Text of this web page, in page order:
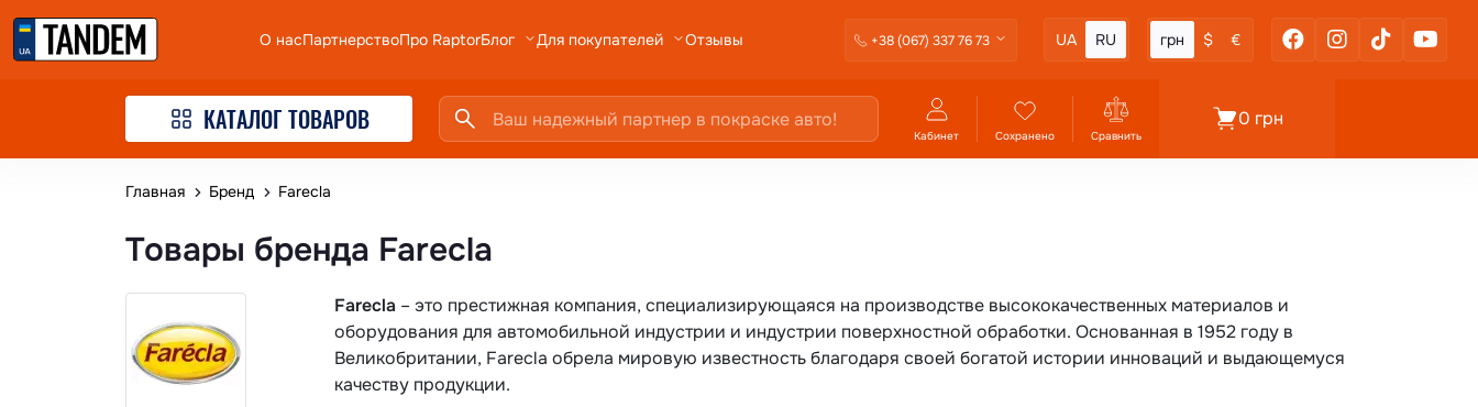
О насПартнерствоПро RaptorБлог Для покупателей Отзывы +38 (067) 337 76 73 UA RU грн $ €
КАТАЛОГ ТОВАРОВ
Кабинет Сохранено Сравнить
0 грн
Главная Бренд Farecla
Товары бренда Farecla
Farecla – это престижная компания, специализирующаяся на производстве высококачественных материалов и
оборудования для автомобильной индустрии и индустрии поверхностной обработки. Основанная в 1952 году в
Великобритании, Farecla обрела мировую известность благодаря своей богатой истории инноваций и выдающемуся
качеству продукции.